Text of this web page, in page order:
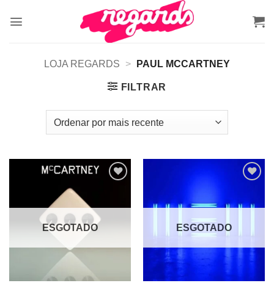
LOJA REGARDS > PAUL MCCARTNEY
FILTRAR
ESGOTADO
desejos
ESGOTADO